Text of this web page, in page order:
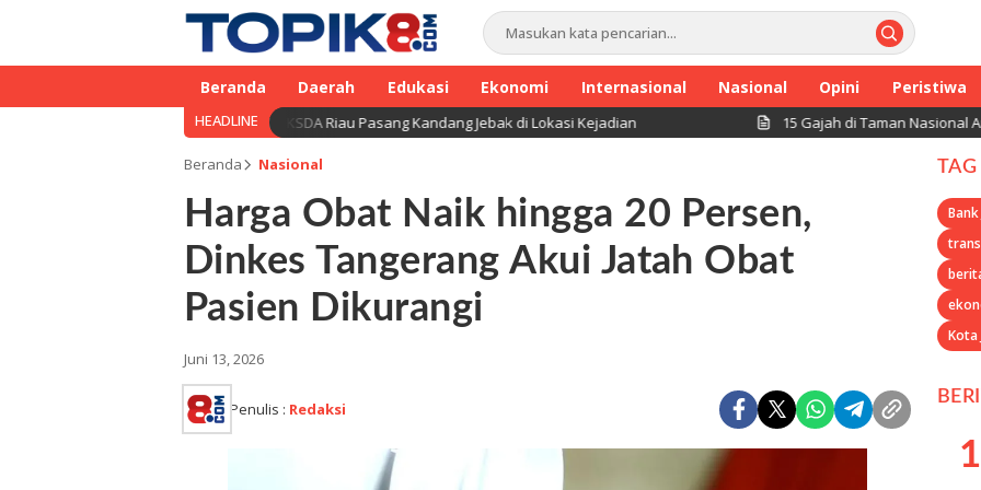
Beranda Daerah Edukasi Ekonomi Internasional Nasional Opini Peristiwa
HEADLINE
Diserang Beruang Madu, BBKSDA Riau Pasang Kandang Jebak di Lokasi Kejadian 15 Gajah di Taman Nasional
Beranda Nasional
Harga Obat Naik hingga 20 Persen,
Dinkes Tangerang Akui Jatah Obat
Pasien Dikurangi
Juni 13, 2026
Penulis : Redaksi
TAG
Kota
1